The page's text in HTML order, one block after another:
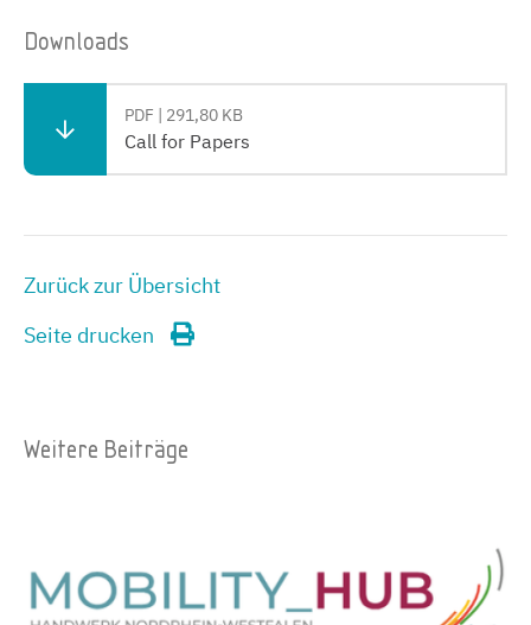
Downloads
PDF | 291,80 KB
Call for Papers
Zurück zur Übersicht
Seite drucken
Weitere Beiträge